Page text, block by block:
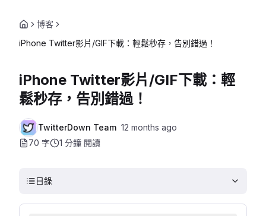
博客
iPhone Twitter影片/GIF下載：輕鬆秒存，告別錯過！
iPhone Twitter影片/GIF下載：輕
鬆秒存，告別錯過！
TwitterDown Team 12 months ago
70 字
1 分鐘 閱讀
目錄